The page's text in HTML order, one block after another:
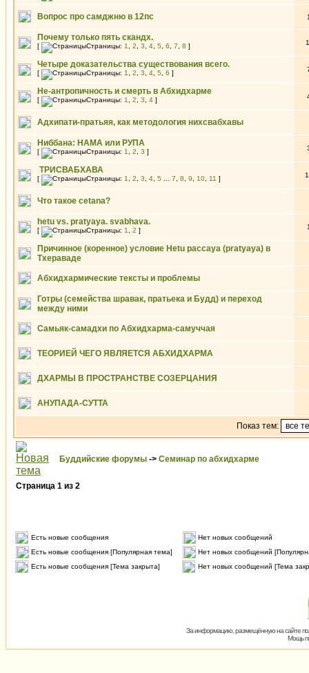
Вопрос про самджню в 12пс
Почему только пять скандх.
[ Страницы: 1 2 3 4 5 6 7 8 ]
Четыре доказательства существования всего.
[ Страницы: 1 2 3 4 5 6 ]
Не-антропичность и смерть в Абхидхарме
[ Страницы: 1 2 3 4 ]
Адхипати-пратьяя, как методология нихсвабхавы
Ниббана: НАМА или РУПА
[ Страницы: 1 2 3 ]
ТРИСВАБХАВА
[ Страницы: 1 2 3 4 5 7 8 9 10 11 ]
Что такое cetana?
hetu vs. pratyaya. svabhava.
[ Страницы: 1 2 ]
Причинное (коренное) условие Hetu paccaya (pratyaya) в
Тхераваде
Абхидхармические тексты и проблемы
Готры (семейства шравак, пратьека и Будд) и переход
между ними
Самьяк-самадхи по Абхидхарма-самуччая
ТЕОРИЕЙ ЧЕГО ЯВЛЯЕТСЯ АБХИДХАРМА
ДХАРМЫ В ПРОСТРАНСТВЕ СОЗЕРЦАНИЯ
АНУПАДА-СУТТА
Показ тем:
Буддийские форумы -> Семинар по абхидхарме
Страница 1 из 2
Есть новые сообщения
Нет новых сообщений
Есть новые сообщения [Популярная тема]
Нет новых сообщений
Есть новые сообщения [Тема закрыта]
Нет новых сообщений [Тема
За информацию, размещённую на сайте
Мощь